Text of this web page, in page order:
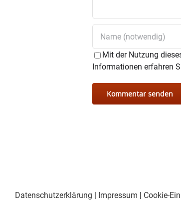
Mit der Nutzung
Informationen erfahren
Datenschutzerklärung | Impressum | Cookie-